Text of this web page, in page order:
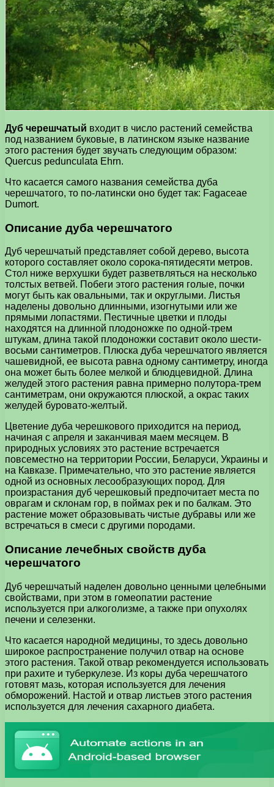
Дуб черешчатый входит в число растений семейства
под названием буковые, в латинском языке название
этого растения будет звучать следующим образом:
Quercus pedunculata Ehrn.
Что касается самого названия семейства дуба
черешчатого, то по-латински оно будет так: Fagaceae
Dumort.
Описание дуба черешчатого
Дуб черешчатый представляет собой дерево, высота
которого составляет около сорока-пятидесяти метров.
Стол ниже верхушки будет разветвляться на несколько
толстых ветвей. Побеги этого растения голые, почки
могут быть как овальными, так и округлыми. Листья
наделены довольно длинными, изогнутыми или же
прямыми лопастями. Пестичные цветки и плоды
находятся на длинной плодоножке по одной-трем
штукам, длина такой плодоножки составит около шести-
восьми сантиметров. Плюска дуба черешчатого является
чашевидной, ее высота равна одному сантиметру, иногда
она может быть более мелкой и блюдцевидной. Длина
желудей этого растения равна примерно полутора-трем
сантиметрам, они окружаются плюской, а окрас таких
желудей буровато-желтый.
Цветение дуба черешкового приходится на период,
начиная с апреля и заканчивая маем месяцем. В
природных условиях это растение встречается
повсеместно на территории России, Беларуси, Украины и
на Кавказе. Примечательно, что это растение является
одной из основных лесообразующих пород. Для
произрастания дуб черешковый предпочитает места по
оврагам и склонам гор, в поймах рек и по балкам. Это
растение может образовывать чистые дубравы или же
встречаться в смеси с другими породами.
Описание лечебных свойств дуба
черешчатого
Дуб черешчатый наделен довольно ценными целебными
свойствами, при этом в гомеопатии растение
используется при алкоголизме, а также при опухолях
печени и селезенки.
Что касается народной медицины, то здесь довольно
широкое распространение получил отвар на основе
этого растения. Такой отвар рекомендуется использовать
при рахите и туберкулезе. Из коры дуба черешчатого
готовят мазь, которая используется для лечения
обморожений. Настой и отвар листьев этого растения
используется для лечения сахарного диабета.